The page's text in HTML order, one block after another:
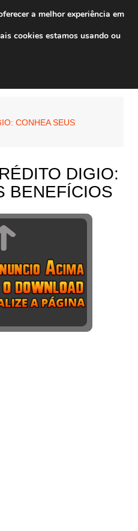
CONHEA SEUS
DIGIO:
BENEFÍCIOS
a melhor experiência em
cookies estamos usando ou